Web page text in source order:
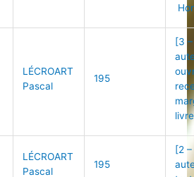
LÉCROART
Pascal
195
[3
LÉCROART
Pascal
195
[2